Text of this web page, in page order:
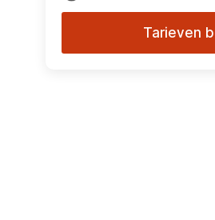
Tarieven